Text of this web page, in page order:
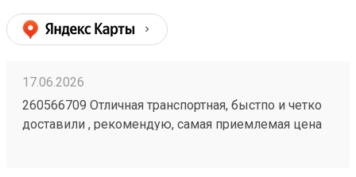
17.06.2026
260566709 Отличная транспортная, быстпо и четко
доставили , рекомендую, самая приемлемая цена